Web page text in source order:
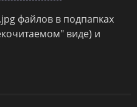
файлов в подпапках
виде) и